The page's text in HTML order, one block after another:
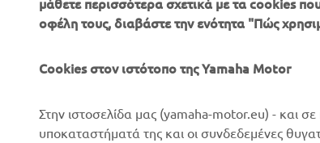
ΕΤΑΙΡΕΊΑ
Νέα
Δίκτυο Επίσημων
B2B
Αρχές
Γήπεδα γκολφ
Πρώτοι ανταποκριτές
οφέλη τους, διαβάστε την ενότητα "Πώς
Cookies στον ιστότοπο της Yamaha Motor
Στην ιστοσελίδα μας (yamaha-motor.eu) - και
υποκαταστήματά της και οι συνδεδεμένες